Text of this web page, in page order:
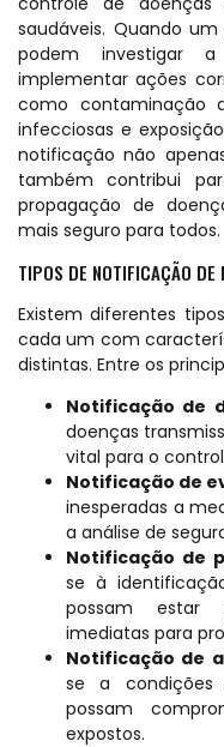
saudáveis. Quando
podem investigar
implementar ações
como contaminação
infecciosas e
notificação não
também contribui
propagação de
mais seguro para todos.
TIPOS DE NOTIFICAÇÃO DE
Existem diferentes
cada um com
distintas. Entre os
Notificação de
doenças
vital para o
Notificação de
inesperadas a
a análise de
Notificação de
se à
possam estar
imediatas para
Notificação de
se a
possam
expostos.